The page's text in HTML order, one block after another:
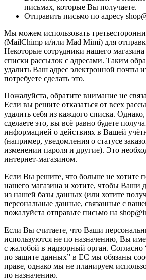
письмах, которые Вы получаете.
Отправить письмо по адресу
Мы можем использовать
(MailChimp и/или Mad Mimi) для
Некоторые сотрудники нашего
списки рассылок с адресами. Таким
удалить Ваш адрес электронной почты
потребуете сделать это.
Пожалуйста, обратите внимание не
Если вы решите отказаться от всех
удалить себя из каждого списка.
сделаете это, вы всё равно будете
информацией о действиях в Вашей
(например, уведомления о статусе
изменении пароля и другие). Это
интернет-магазином.
Если Вы решите, что больше не хотите
нашего магазина и хотите, чтобы Ваши
из нашей базы данных (или хотите
персональные данные, связанные с
пожалуйста отправьте письмо на
Если Вы считаете, что Ваши
используются не по назначению, Вы
с жалобой в надзорный орган.
по защите данных” в ЕС мы обязаны
праве, однако мы не планируем
по назначению.